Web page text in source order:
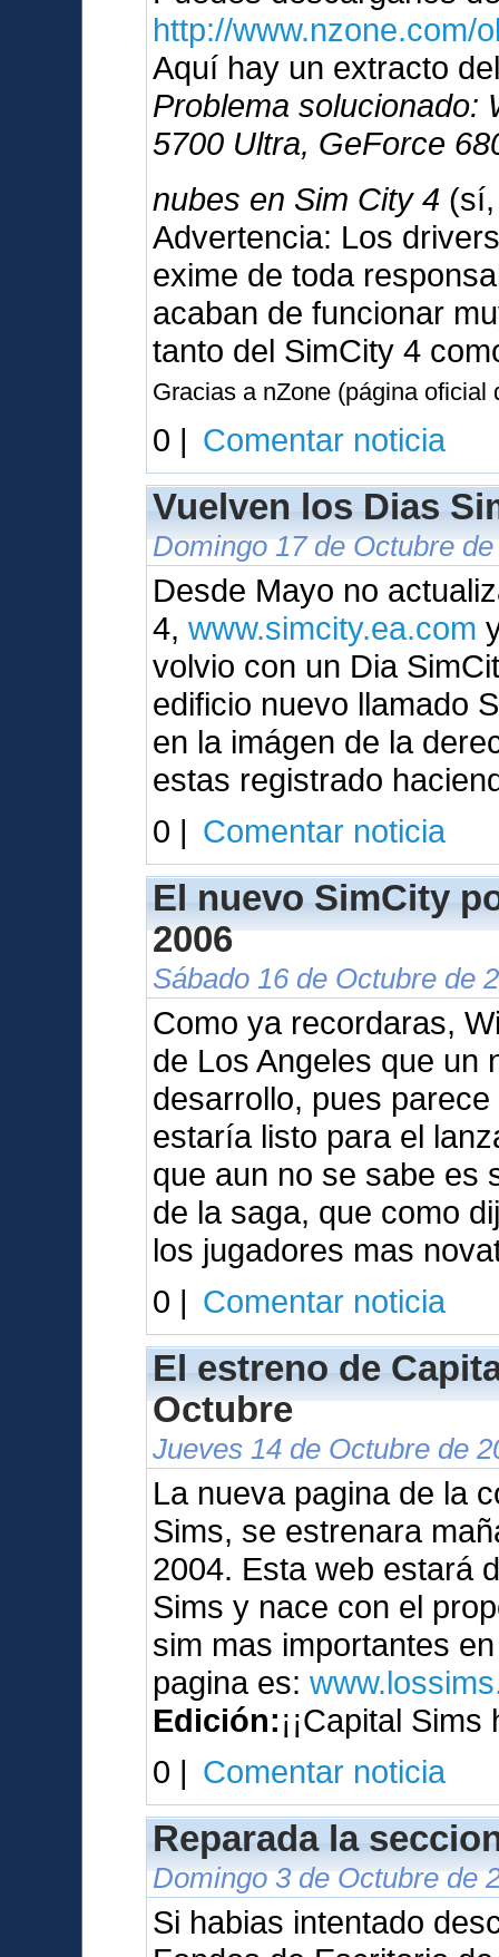
http://www.nzone.com/
Aquí hay un extracto
Problema solucionado:
5700 Ultra, GeForce
nubes en Sim City 4
Advertencia: Los
exime de toda
acaban de funcionar
tanto del SimCity 4
Gracias a nZone (página
0 | Comentar noticia
Vuelven los Dias
Domingo 17 de Octubre
Desde Mayo no
4,www.simcity.ea.com
volvio con un Dia
edificio nuevo llamado
en la imágen de la
estas registrado
0 | Comentar noticia
El nuevo SimCity
2006
Sábado 16 de Octubre de
Como ya recordaras,
de Los Angeles que un
desarrollo, pues
estaría listo para el
que aun no se sabe es
de la saga, que como
los jugadores mas
0 | Comentar noticia
El estreno de
Octubre
Jueves 14 de Octubre de
La nueva pagina de la
Sims, se estrenara
2004. Esta web estará
Sims y nace con el
sim mas importantes
pagina es:
Edición:¡¡Capital
0 | Comentar noticia
Reparada la
Domingo 3 de Octubre de
Si habias intentado